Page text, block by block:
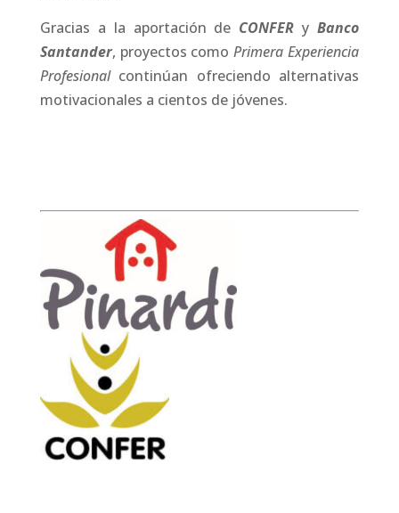
Gracias a la aportación de CONFER yBanco
Santander, proyectos comoPrimera Experiencia
Profesionalcontinúan ofreciendo alternativas
motivacionales a cientos de jóvenes.